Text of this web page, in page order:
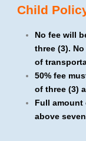
Child
No fee will
three (3).
of
50% fee
of three (3)
Full amount
above